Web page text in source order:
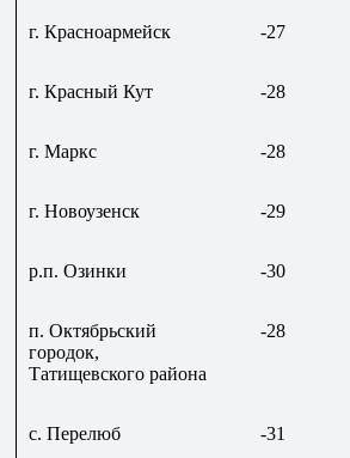
г. Красноармейск -27
г. Красный Кут -28
г. Маркс -28
г. Новоузенск -29
р.п. Озинки -30
п. Октябрьский
городок,
Татищевского района
-28
с. Перелюб -31